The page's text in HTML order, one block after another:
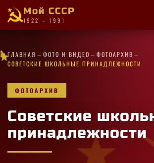
Мой СССР
1922 – 1991
★
·★
·
·✧
·
✧
★
★
✦
·★
✦
✦
★
✦
✦
★
★
✦
✧
★
★
✦
✧ ГЛАВНАЯ → ФОТО И ВИДЕО → ФОТОАРХИВ →
СОВЕТСКИЕ ШКОЛЬНЫЕ ПРИНАДЛЕЖНОСТИ
ФОТОАРХИВ
Советские
принадлежности